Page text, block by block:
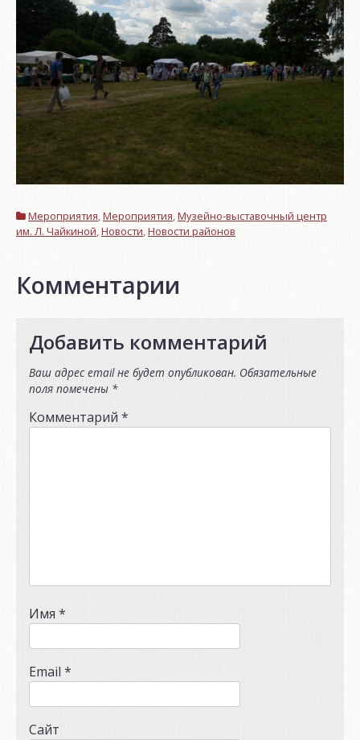
Мероприятия,Мероприятия,Музейно-выставочный центр
им. Л. Чайкиной,Новости,Новости районов
Комментарии
Добавить комментарий
Ваш адрес email не будет опубликован. Обязательные
поля помечены *
Комментарий *
Имя *
Email *
Сайт